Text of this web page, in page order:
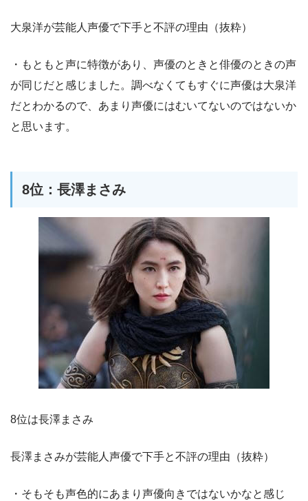
大泉洋が芸能人声優で下手と不評の理由（抜粋）
・もともと声に特徴があり、声優のときと俳優のときの声
が同じだと感じました。調べなくてもすぐに声優は大泉洋
だとわかるので、あまり声優にはむいてないのではないか
と思います。
8位：長澤まさみ
8位は長澤まさみ
長澤まさみが芸能人声優で下手と不評の理由（抜粋）
・そもそも声色的にあまり声優向きではないかなと感じ